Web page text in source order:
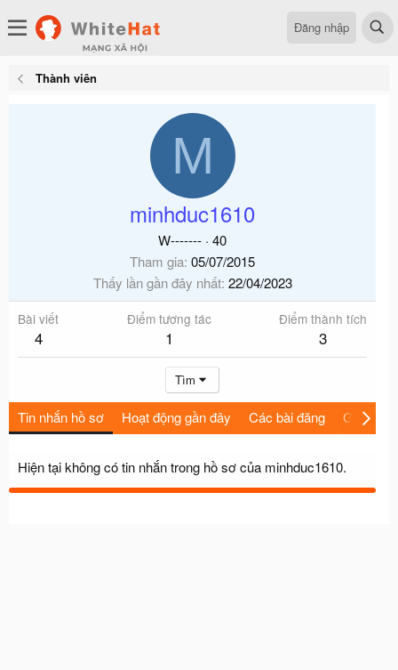
Đăng nhập
Thành viên
M
minhduc1610
W------- · 40
Tham gia 05/07/2015
Thấy lần gần đây nhất 22/04/2023
Bài viết
4
Điểm tương tác
1
Điểm thành tích
3
Tìm
Tin nhắn hồ sơ Hoạt động gần đây Các bài đăng Giới thiệu
Hiện tại không có tin nhắn trong hồ sơ của minhduc1610.